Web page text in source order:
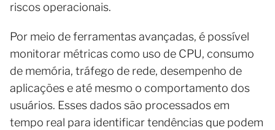
riscos operacionais.
Por meio de ferramentas avançadas, é possível
monitorar métricas como uso de CPU, consumo
de memória, tráfego de rede, desempenho de
aplicações e até mesmo o comportamento dos
usuários. Esses dados são processados em
tempo real para identificar tendências que podem